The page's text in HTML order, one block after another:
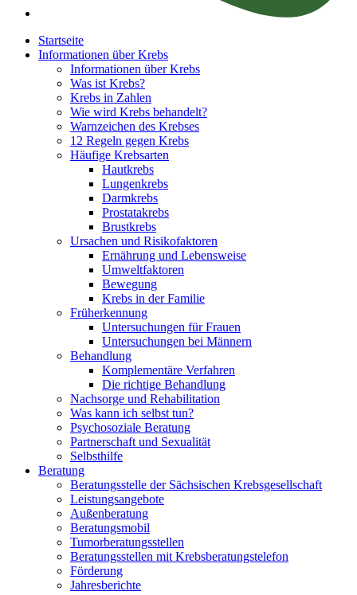
Startseite
Informationen über Krebs
Informationen über Krebs
Was ist Krebs?
Krebs in Zahlen
Wie wird Krebs behandelt?
Warnzeichen des Krebses
12 Regeln gegen Krebs
Häufige Krebsarten
Hautkrebs
Lungenkrebs
Darmkrebs
Prostatakrebs
Brustkrebs
Ursachen und Risikofaktoren
Ernährung und Lebensweise
Umweltfaktoren
Bewegung
Krebs in der Familie
Früherkennung
Untersuchungen für Frauen
Untersuchungen bei Männern
Behandlung
Komplementäre Verfahren
Die richtige Behandlung
Nachsorge und Rehabilitation
Was kann ich selbst tun?
Psychosoziale Beratung
Partnerschaft und Sexualität
Selbsthilfe
Beratung
Beratungsstelle der Sächsischen Krebsgesellschaft
Leistungsangebote
Außenberatung
Beratungsmobil
Tumorberatungsstellen
Beratungsstellen mit Krebsberatungstelefon
Förderung
Jahresberichte